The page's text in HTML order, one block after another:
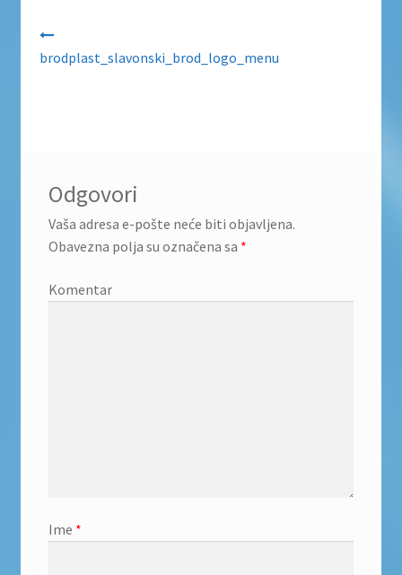
brodplast_slavonski_brod_logo_menu
Odgovori
Vaša adresa e-pošte neće biti objavljena.
Obavezna polja su označena sa *
Komentar
Ime *